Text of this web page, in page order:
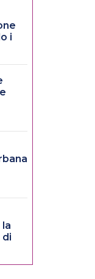
i
di